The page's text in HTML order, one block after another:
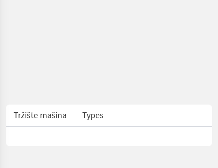
Tržište mašina Types